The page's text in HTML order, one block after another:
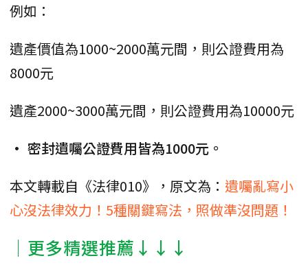
例如：
遺產價值為1000~2000萬元間，則公證費用為
8000元
遺產2000~3000萬元間，則公證費用為10000元
• 密封遺囑公證費用皆為1000元。
本文轉載自《法律010》，原文為： 遺囑亂寫小
心沒法律效力！5種關鍵寫法，照做準沒問題！
│更多精選推薦↓↓↓